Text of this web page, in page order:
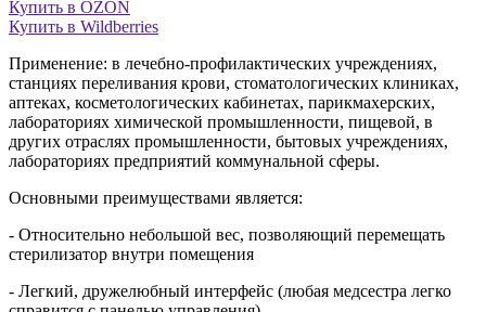
Купить в OZON
Купить в Wildberries
Применение: в лечебно-профилактических учреждениях,
станциях переливания крови, стоматологических клиниках,
аптеках, косметологических кабинетах, парикмахерских,
лабораториях химической промышленности, пищевой, в
других отраслях промышленности, бытовых учреждениях,
лабораториях предприятий коммунальной сферы.
Основными преимуществами является:
- Относительно небольшой вес, позволяющий перемещать
стерилизатор внутри помещения
- Легкий, дружелюбный интерфейс (любая медсестра легко